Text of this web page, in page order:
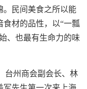
。民间美食之所以能
材的品性，以“一瓢
、也最有生命力的味
台州商会副会长、林